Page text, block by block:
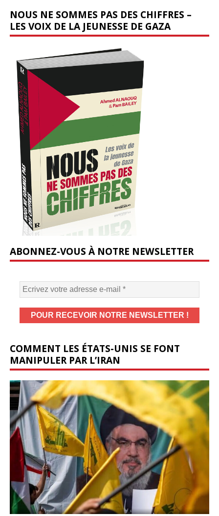
NOUS NE SOMMES PAS DES CHIFFRES –
LES VOIX DE LA JEUNESSE DE GAZA
ABONNEZ-VOUS À NOTRE NEWSLETTER
COMMENT LES ÉTATS-UNIS SE FONT
MANIPULER PAR L’IRAN